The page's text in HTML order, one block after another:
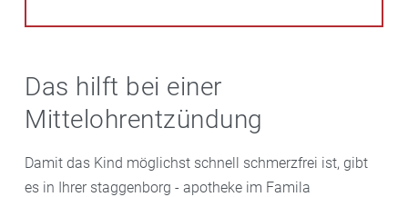
Das hilft bei einer
Mittelohrentzündung
Damit das Kind möglichst schnell schmerzfrei ist, gibt
es in Ihrer staggenborg - apotheke im Famila